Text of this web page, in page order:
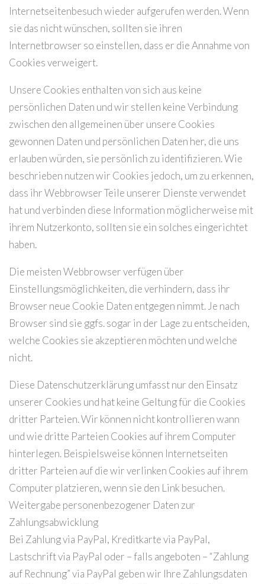
Internetseitenbesuch wieder aufgerufen werden. Wenn
sie das nicht wünschen, sollten sie ihren
Internetbrowser so einstellen, dass er die Annahme von
Cookies verweigert.
Unsere Cookies enthalten von sich aus keine
persönlichen Daten und wir stellen keine Verbindung
zwischen den allgemeinen über unsere Cookies
gewonnen Daten und persönlichen Daten her, die uns
erlauben würden, sie persönlich zu identifizieren. Wie
beschrieben nutzen wir Cookies jedoch, um zu erkennen,
dass ihr Webbrowser Teile unserer Dienste verwendet
hat und verbinden diese Information möglicherweise mit
ihrem Nutzerkonto, sollten sie ein solches eingerichtet
haben.
Die meisten Webbrowser verfügen über
Einstellungsmöglichkeiten, die verhindern, dass ihr
Browser neue Cookie Daten entgegen nimmt. Je nach
Browser sind sie ggfs. sogar in der Lage zu entscheiden,
welche Cookies sie akzeptieren möchten und welche
nicht.
Diese Datenschutzerklärung umfasst nur den Einsatz
unserer Cookies und hat keine Geltung für die Cookies
dritter Parteien. Wir können nicht kontrollieren wann
und wie dritte Parteien Cookies auf ihrem Computer
hinterlegen. Beispielsweise können Internetseiten
dritter Parteien auf die wir verlinken Cookies auf ihrem
Computer platzieren, wenn sie den Link besuchen.
Weitergabe personenbezogener Daten zur
Zahlungsabwicklung
Bei Zahlung via PayPal, Kreditkarte via PayPal,
Lastschrift via PayPal oder – falls angeboten – “Zahlung
auf Rechnung” via PayPal geben wir Ihre Zahlungsdaten